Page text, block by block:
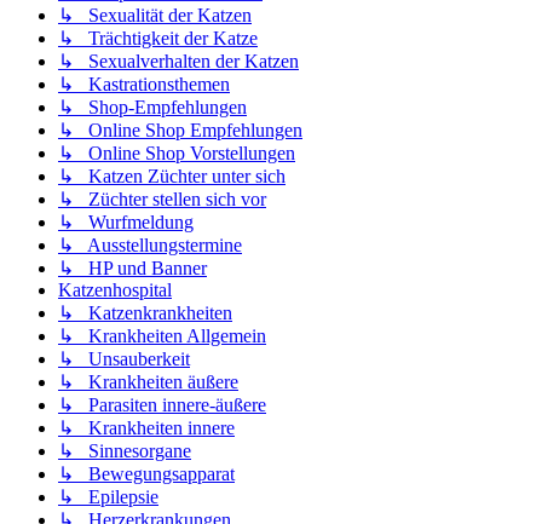
↳ Sexualität der Katzen
↳ Trächtigkeit der Katze
↳ Sexualverhalten der Katzen
↳ Kastrationsthemen
↳ Shop-Empfehlungen
↳ Online Shop Empfehlungen
↳ Online Shop Vorstellungen
↳ Katzen Züchter unter sich
↳ Züchter stellen sich vor
↳ Wurfmeldung
↳ Ausstellungstermine
↳ HP und Banner
Katzenhospital
↳ Katzenkrankheiten
↳ Krankheiten Allgemein
↳ Unsauberkeit
↳ Krankheiten äußere
↳ Parasiten innere-äußere
↳ Krankheiten innere
↳ Sinnesorgane
↳ Bewegungsapparat
↳ Epilepsie